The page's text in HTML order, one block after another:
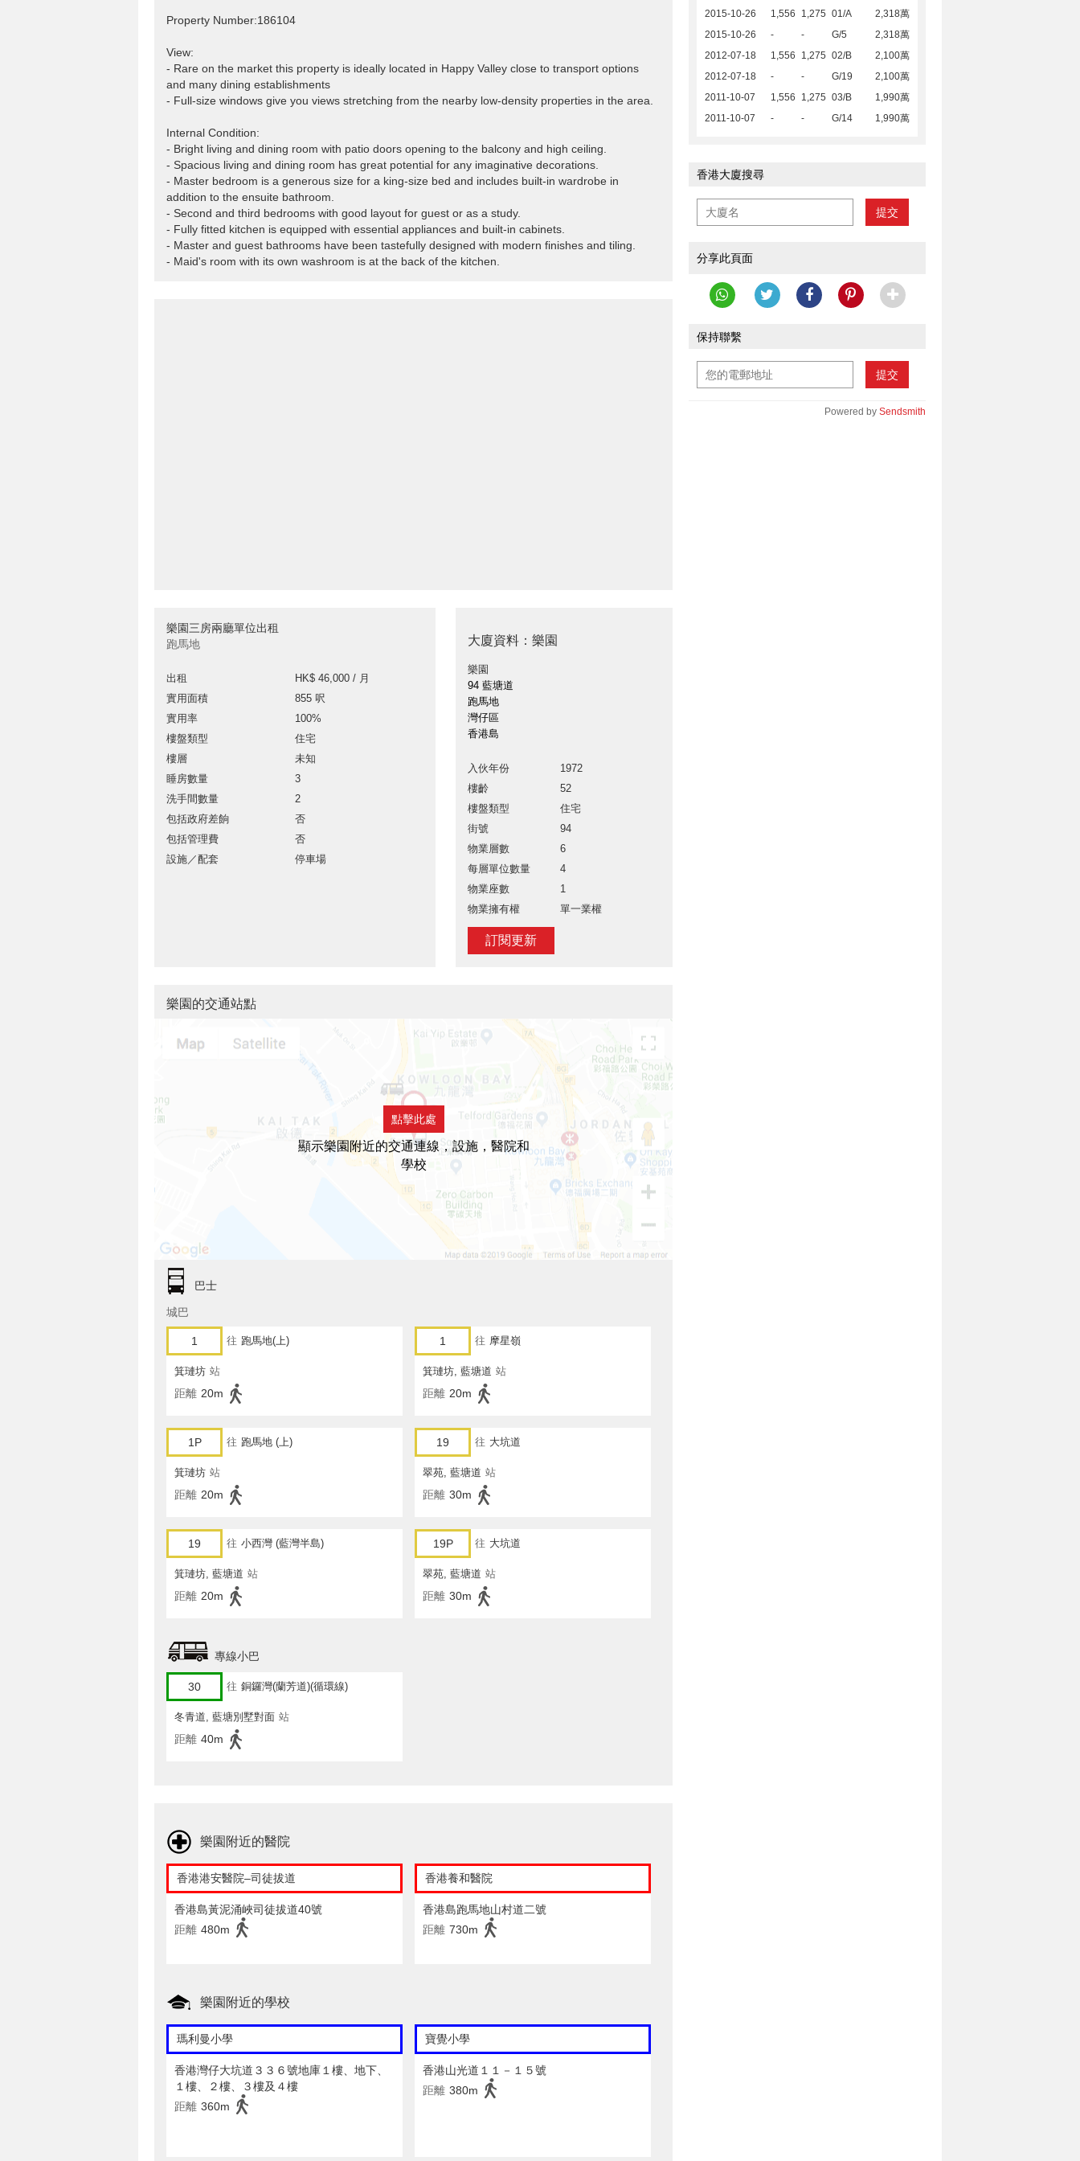
Property Number:186104
View:
- Rare on the market this property is ideally located in Happy Valley close to transport options
and many dining establishments
- Full-size windows give you views stretching from the nearby low-density properties in the area.
Internal Condition:
- Bright living and dining room with patio doors opening to the balcony and high ceiling.
- Spacious living and dining room has great potential for any imaginative decorations.
- Master bedroom is a generous size for a king-size bed and includes built-in wardrobe in
addition to the ensuite bathroom.
- Second and third bedrooms with good layout for guest or as a study.
- Fully fitted kitchen is equipped with essential appliances and built-in cabinets.
- Master and guest bathrooms have been tastefully designed with modern finishes and tiling.
- Maid's room with its own washroom is at the back of the kitchen.
樂園三房兩廳單位出租
跑馬地
出租
HK$ 46,000 / 月
實用面積
855 呎
實用率
100%
樓盤類型
住宅
樓層
未知
睡房數量
3
洗手間數量
2
包括政府差餉
否
包括管理費
否
設施／配套
停車場
大廈資料：樂園
樂園
94 藍塘道
跑馬地
灣仔區
香港島
入伙年份
1972
樓齡
52
樓盤類型
住宅
街號
94
物業層數
6
每層單位數量
4
物業座數
1
物業擁有權
單一業權
訂閱更新
2015-10-26 1,556 1,275 01/A
2,318萬
2015-10-26
- - G/5
2,318萬
2012-07-18
1,556 1,275 02/B
2,100萬
2012-07-18
- - G/19
2,100萬
2011-10-07
1,556 1,275 03/B
1,990萬
2011-10-07
- - G/14 1,990萬
香港大廈搜尋
提交
分享此頁面
保持聯繫
提交
Powered by Sendsmith
樂園的交通站點
點擊此處
顯示樂園附近的交通連線，設施，醫院和
學校
巴士
城巴
1 往 跑馬地(上)
箕璉坊 站
距離 20m
1 往 摩星嶺
箕璉坊, 藍塘道 站
距離 20m
1P 往 跑馬地 (上)
箕璉坊 站
距離 20m
19 往 大坑道
翠苑, 藍塘道 站
距離 30m
19 往 小西灣 (藍灣半島)
箕璉坊, 藍塘道 站
距離 20m
19P 往 大坑道
翠苑, 藍塘道 站
距離 30m
專線小巴
30 往 銅鑼灣(蘭芳道)(循環線)
冬青道, 藍塘別墅對面 站
距離 40m
樂園附近的醫院
香港港安醫院–司徒拔道
香港島黃泥涌峽司徒拔道40號
距離 480m
香港養和醫院
香港島跑馬地山村道二號
距離 730m
樂園附近的學校
瑪利曼小學
香港灣仔大坑道３３６號地庫１樓、地下、
１樓、２樓、３樓及４樓
距離 360m
寶覺小學
香港山光道１１－１５號
距離 380m